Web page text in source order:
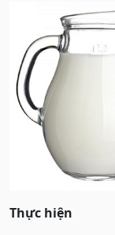
Thực hiện